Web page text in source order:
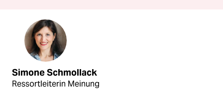
Simone Schmollack
Ressortleiterin Meinung